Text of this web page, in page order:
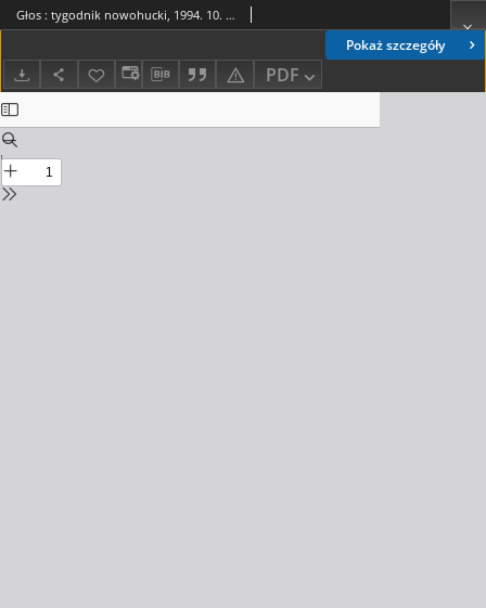
Pokaż szczegóły
PDF
Głos : tygodnik nowohucki, 1994. 10. 14, nr 41